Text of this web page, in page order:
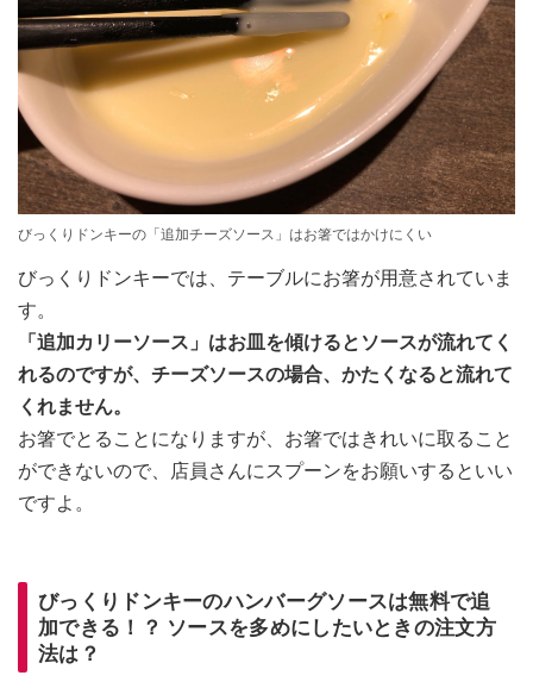
びっくりドンキーの「追加チーズソース」はお箸ではかけにくい
びっくりドンキーでは、テーブルにお箸が用意されていま
す。
「追加カリーソース」はお皿を傾けるとソースが流れてく
れるのですが、チーズソースの場合、かたくなると流れて
くれません。
お箸でとることになりますが、お箸ではきれいに取ること
ができないので、店員さんにスプーンをお願いするといい
ですよ。
びっくりドンキーのハンバーグソースは無料で追
加できる！？ ソースを多めにしたいときの注文方
法は？